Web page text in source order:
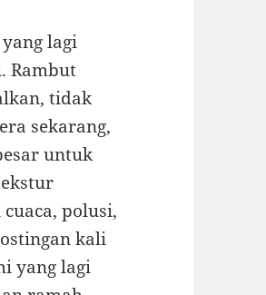
lagi
Rambut
tidak
sekarang,
untuk
polusi,
kali
yang lagi